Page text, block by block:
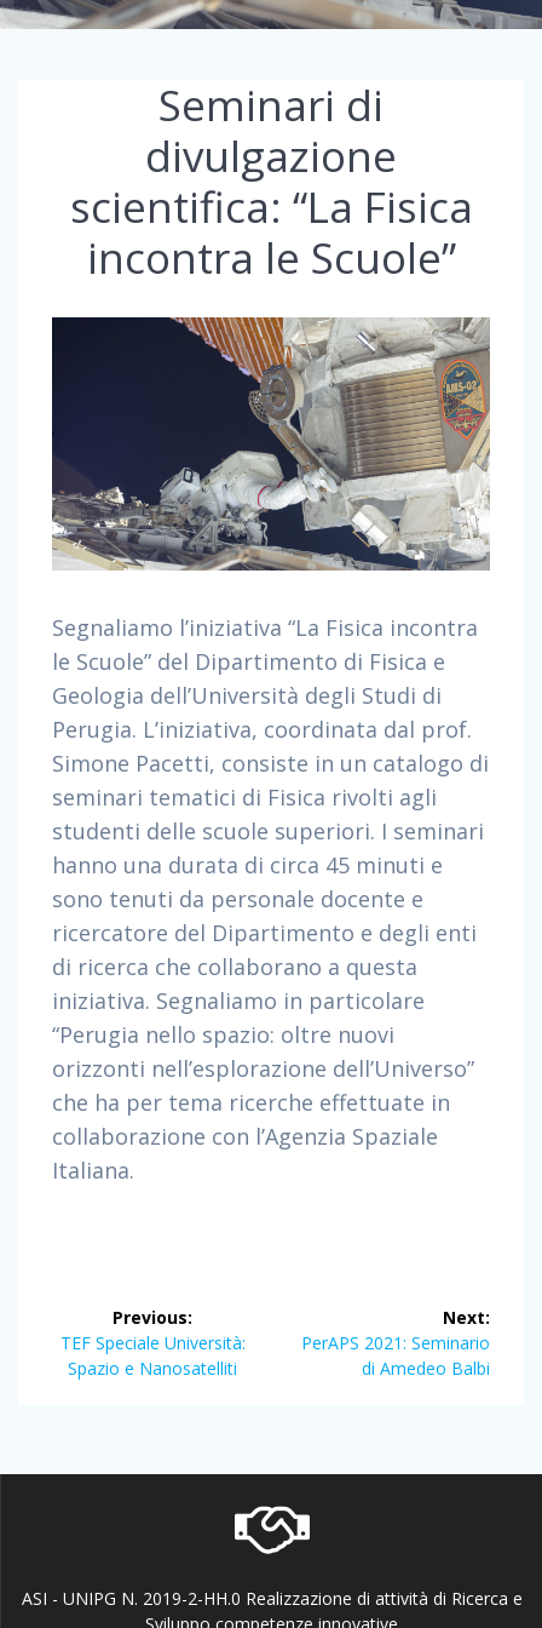
Seminari di
divulgazione
scientifica: “La Fisica
incontra le Scuole”
Segnaliamo l’iniziativa “La Fisica incontra
le Scuole” del Dipartimento di Fisica e
Geologia dell’Università degli Studi di
Perugia. L’iniziativa, coordinata dal prof.
Simone Pacetti, consiste in un catalogo di
seminari tematici di Fisica rivolti agli
studenti delle scuole superiori. I seminari
hanno una durata di circa 45 minuti e
sono tenuti da personale docente e
ricercatore del Dipartimento e degli enti
di ricerca che collaborano a questa
iniziativa. Segnaliamo in particolare
“Perugia nello spazio: oltre nuovi
orizzonti nell’esplorazione dell’Universo”
che ha per tema ricerche effettuate in
collaborazione con l’Agenzia Spaziale
Italiana.
navigation
Previous:
Previous
post:
TEF Speciale Università:
Spazio e Nanosatelliti
Next:
Next
PerAPS 2021: Seminario
di Amedeo Balbi
ASI - UNIPG N. 2019-2-HH.0 Realizzazione di attività di Ricerca e